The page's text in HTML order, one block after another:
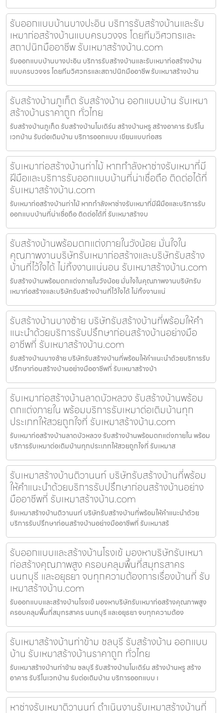
รับออกแบบบ้านบางปะอิน บริการรับสร้างบ้านและรับ
เหมาก่อสร้างบ้านแบบครบวงจร โดยทีมวิศวกรและ
สถาปนิกมืออาชีพ รับเหมาสร้างบ้าน.com
รับออกแบบบ้านบางปะอิน บริการรับสร้างบ้านและรับเหมาก่อสร้างบ้าน
แบบครบวงจร โดยทีมวิศวกรและสถาปนิกมืออาชีพ รับเหมาสร้างบ้าน
รับสร้างบ้านภูเก็ต รับสร้างบ้าน ออกแบบบ้าน รับเหมา
สร้างบ้านราคาถูก ทั่วไทย
รับสร้างบ้านภูเก็ต รับสร้างบ้านโมเดิร์น สร้างบ้านหรู สร้างอาคาร รับรีโน
เวทบ้าน รับต่อเติมบ้าน บริการออกแบบ เขียนแบบก่อสร
รับเหมาก่อสร้างบ้านท่าไม้ หากกำลังหาช่างรับเหมาที่มี
ฝีมือและบริการรับออกแบบบ้านที่น่าเชื่อถือ ติดต่อได้ที่
รับเหมาสร้างบ้าน.com
รับเหมาก่อสร้างบ้านท่าไม้ หากกำลังหาช่างรับเหมาที่มีฝีมือและบริการรับ
ออกแบบบ้านที่น่าเชื่อถือ ติดต่อได้ที่ รับเหมาสร้างบ
รับสร้างบ้านพร้อมตกแต่งภายในวังน้อย มั่นใจใน
คุณภาพงานบริษัทรับเหมาก่อสร้างและบริษัทรับสร้าง
บ้านที่ไว้ใจได้ ไม่ทิ้งงานแน่นอน รับเหมาสร้างบ้าน.com
รับสร้างบ้านพร้อมตกแต่งภายในวังน้อย มั่นใจในคุณภาพงานบริษัทรับ
เหมาก่อสร้างและบริษัทรับสร้างบ้านที่ไว้ใจได้ ไม่ทิ้งงานแน่
รับสร้างบ้านบางซ้าย บริษัทรับสร้างบ้านที่พร้อมให้คำ
แนะนำด้วยบริการรับปรึกษาก่อนสร้างบ้านอย่างมือ
อาชีพที่ รับเหมาสร้างบ้าน.com
รับสร้างบ้านบางซ้าย บริษัทรับสร้างบ้านที่พร้อมให้คำแนะนำด้วยบริการรับ
ปรึกษาก่อนสร้างบ้านอย่างมืออาชีพที่ รับเหมาสร้างบ้า
รับเหมาก่อสร้างบ้านลาดบัวหลวง รับสร้างบ้านพร้อม
ตกแต่งภายใน พร้อมบริการรับเหมาต่อเติมบ้านทุก
ประเภทให้สวยถูกใจที่ รับเหมาสร้างบ้าน.com
รับเหมาก่อสร้างบ้านลาดบัวหลวง รับสร้างบ้านพร้อมตกแต่งภายใน พร้อม
บริการรับเหมาต่อเติมบ้านทุกประเภทให้สวยถูกใจที่ รับเหมาส
รับเหมาสร้างบ้านติวานนท์ บริษัทรับสร้างบ้านที่พร้อม
ให้คำแนะนำด้วยบริการรับปรึกษาก่อนสร้างบ้านอย่าง
มืออาชีพที่ รับเหมาสร้างบ้าน.com
รับเหมาสร้างบ้านติวานนท์ บริษัทรับสร้างบ้านที่พร้อมให้คำแนะนำด้วย
บริการรับปรึกษาก่อนสร้างบ้านอย่างมืออาชีพที่ รับเหมาสร้
รับออกแบบและสร้างบ้านโรงเข้ มองหาบริษัทรับเหมา
ก่อสร้างคุณภาพสูง ครอบคลุมพื้นที่สมุทรสาคร
นนทบุรี และอยุธยา จบทุกความต้องการเรื่องบ้านที่ รับ
เหมาสร้างบ้าน.com
รับออกแบบและสร้างบ้านโรงเข้ มองหาบริษัทรับเหมาก่อสร้างคุณภาพสูง
ครอบคลุมพื้นที่สมุทรสาคร นนทบุรี และอยุธยา จบทุกความต้อง
รับเหมาสร้างบ้านท่าข้าม ชลบุรี รับสร้างบ้าน ออกแบบ
บ้าน รับเหมาสร้างบ้านราคาถูก ทั่วไทย
รับเหมาสร้างบ้านท่าข้าม ชลบุรี รับสร้างบ้านโมเดิร์น สร้างบ้านหรู สร้าง
อาคาร รับรีโนเวทบ้าน รับต่อเติมบ้าน บริการออกแบบ เ
หาช่างรับเหมาติวานนท์ ดำเนินงานรับเหมาสร้างบ้านที่